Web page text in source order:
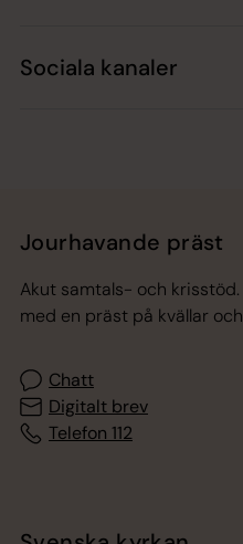
Sociala kanaler
Jourhavande präst
Akut samtals- och
med en präst på kvällar
Chatt
Digitalt brev
Telefon 112